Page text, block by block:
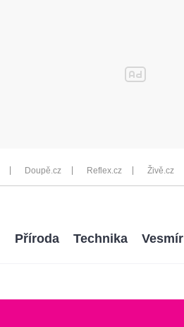
Doupě.cz Reflex.cz Živě.cz
Příroda Technika Vesmír